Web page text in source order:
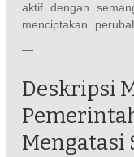
aktif dengan
menciptakan
—
Deskripsi
Mengatasi